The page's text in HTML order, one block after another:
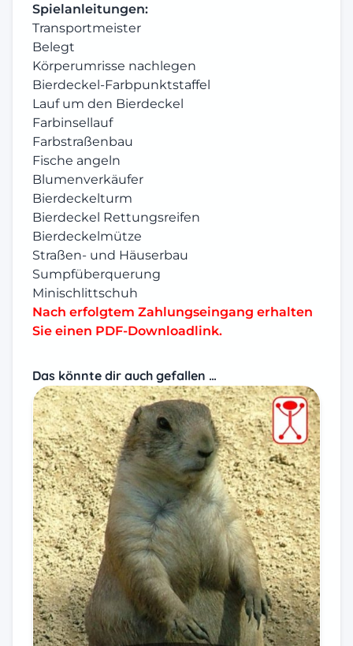
Spielanleitungen:
Transportmeister
Belegt
Körperumrisse nachlegen
Bierdeckel-Farbpunktstaffel
Lauf um den Bierdeckel
Farbinsellauf
Farbstraßenbau
Fische angeln
Blumenverkäufer
Bierdeckelturm
Bierdeckel Rettungsreifen
Bierdeckelmütze
Straßen- und Häuserbau
Sumpfüberquerung
Minischlittschuh
Nach erfolgtem Zahlungseingang erhalten
Sie einen PDF-Downloadlink.
Das könnte dir auch gefallen …